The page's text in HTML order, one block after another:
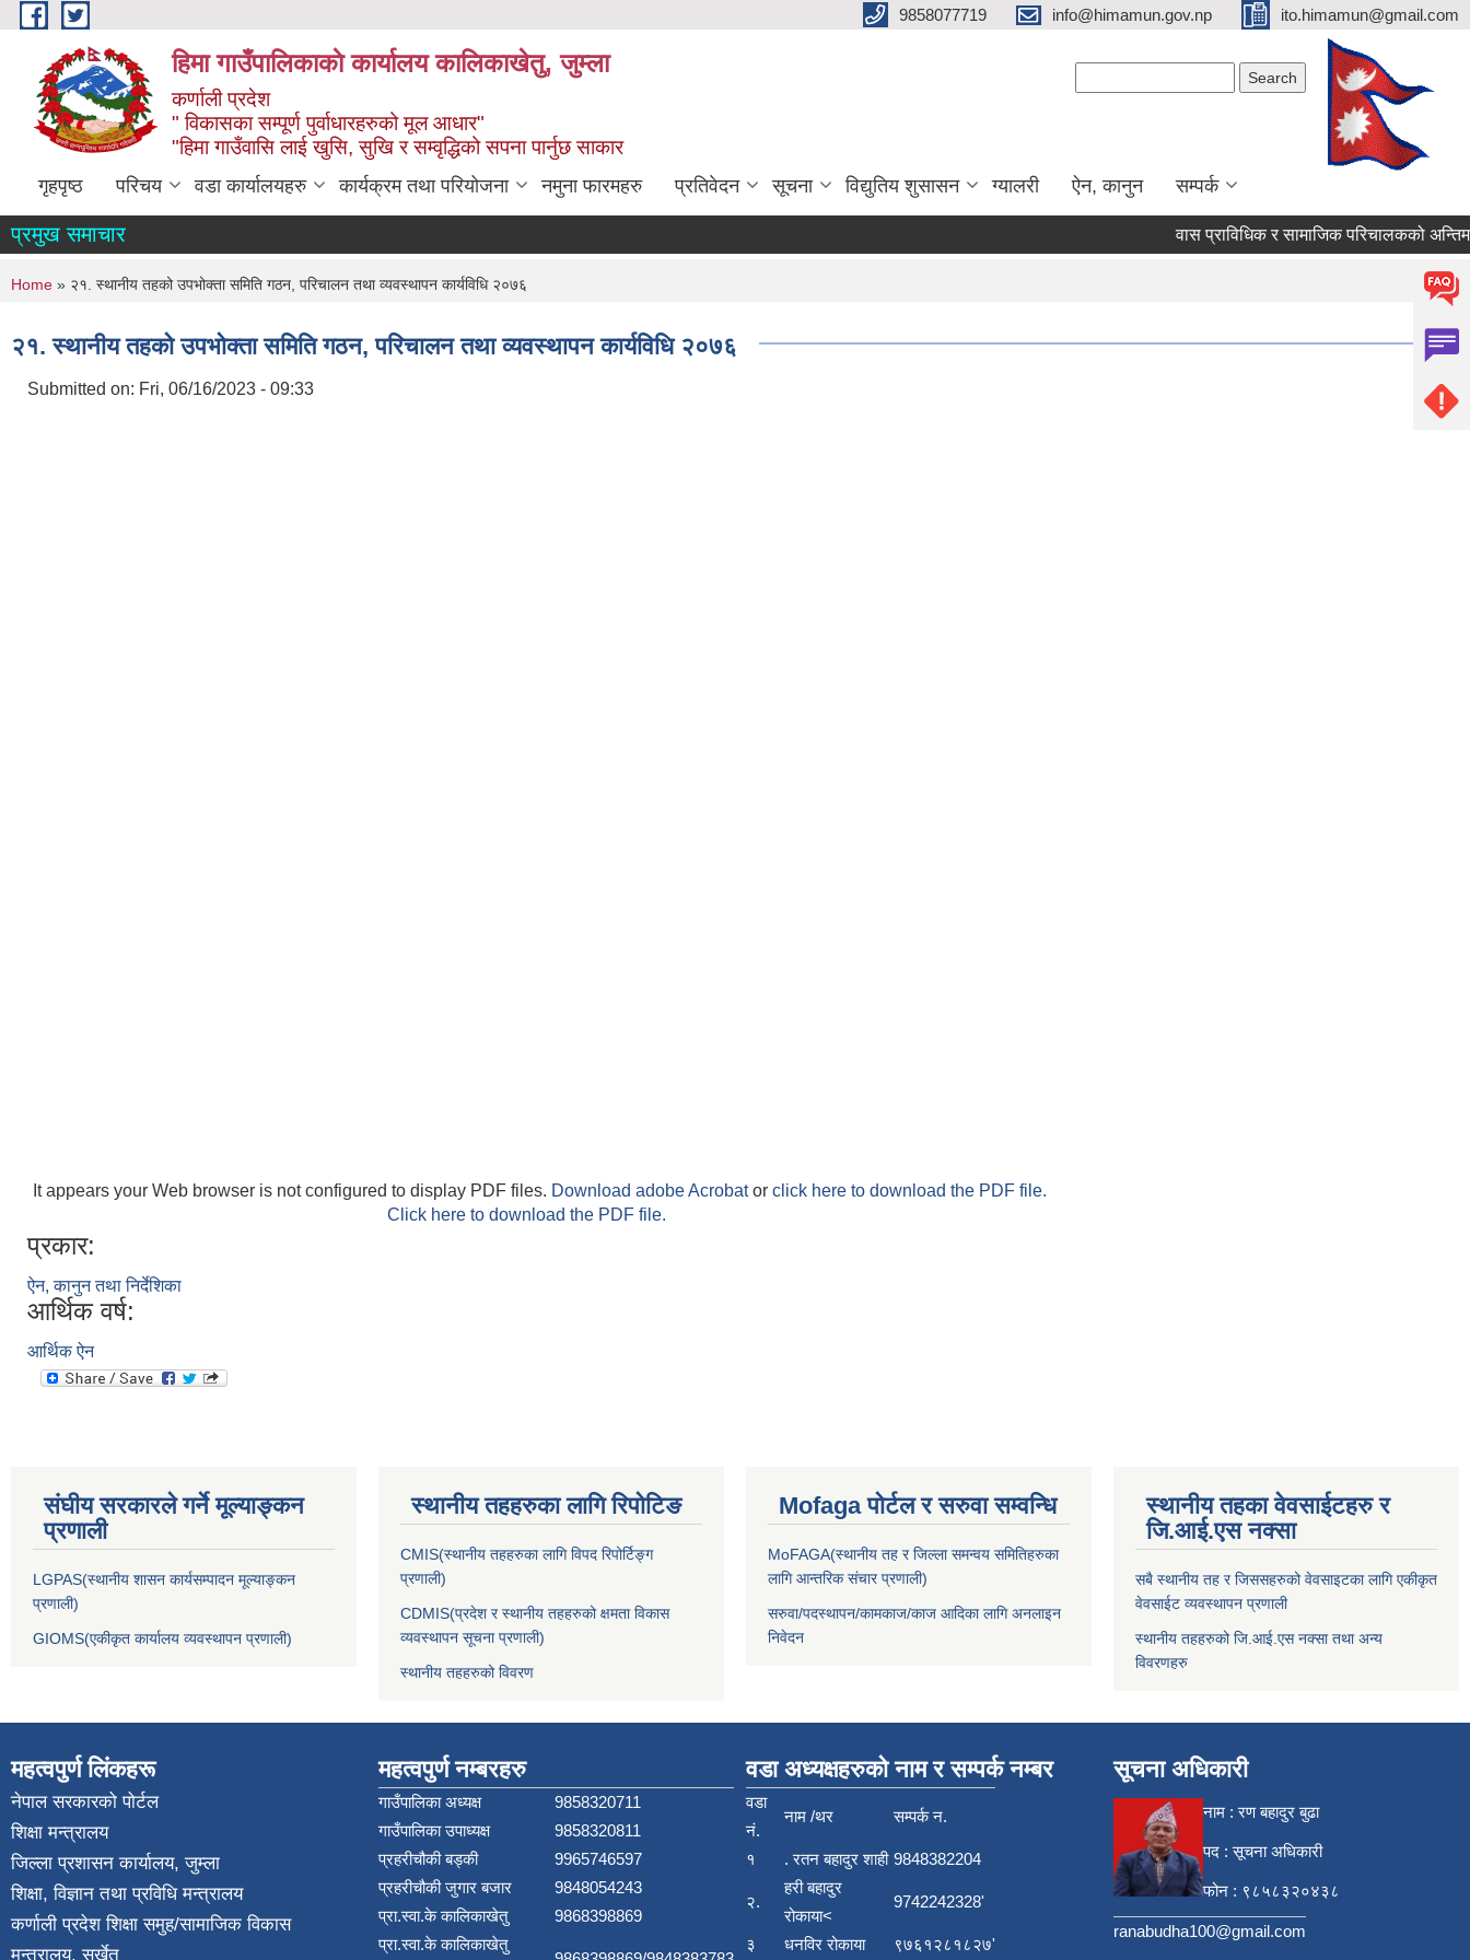
Skip to main content 9858077719 info@himamun.gov.np ito.himamun@gmail.com
हिमा गाउँपालिकाकाे कार्यालय कालिकाखेतु, जुम्ला
कर्णाली प्रदेश
" विकासका सम्पूर्ण पुर्वाधारहरुको मूल आधार"
"हिमा गाउँवासि लाई खुसि, सुखि र सम्वृद्धिको सपना पार्नुछ साकार
गृहपृष्ठ परिचय वडा कार्यालयहरु कार्यक्रम तथा परियोजना नमुना फारमहरु प्रतिवेदन सूचना विद्युतिय शुसासन ग्यालरी ऐन, कानुन सम्पर्क
प्रमुख समाचार वास प्राविधिक र सामाजिक परिचालकको अन्तिम
You are here
Home » २१. स्थानीय तहको उपभोक्ता समिति गठन, परिचालन तथा व्यवस्थापन कार्यविधि २०७६
२१. स्थानीय तहको उपभोक्ता समिति गठन, परिचालन तथा व्यवस्थापन कार्यविधि २०७६
Submitted on: Fri, 06/16/2023 - 09:33
It appears your Web browser is not configured to display PDF files. Download adobe Acrobator click here to download the PDF file.
Click here to download the PDF file.
प्रकार:
ऐन, कानुन तथा निर्देशिका
आर्थिक वर्ष:
आर्थिक ऐन
संघीय सरकारले गर्ने मूल्याङ्कन
प्रणाली
LGPAS(स्थानीय शासन कार्यसम्पादन मूल्याङ्कन
प्रणाली)
GIOMS(एकीकृत कार्यालय व्यवस्थापन प्रणाली)
स्थानीय तहहरुका लागि रिपोटिङ
CMIS(स्थानीय तहहरुका लागि विपद रिपोर्टिङ्ग
प्रणाली)
CDMIS(प्रदेश र स्थानीय तहहरुको क्षमता विकास
व्यवस्थापन सूचना प्रणाली)
स्थानीय तहहरुको विवरण
Mofaga पोर्टल र सरुवा सम्वन्धि
MoFAGA(स्थानीय तह र जिल्ला समन्वय समितिहरुका
लागि आन्तरिक संचार प्रणाली)
सरुवा/पदस्थापन/कामकाज/काज आदिका लागि अनलाइन
निवेदन
स्थानीय तहका वेवसाईटहरु र
जि.आई.एस नक्सा
सबै स्थानीय तह र जिससहरुको वेवसाइटका लागि एकीकृत
वेवसाईट व्यवस्थापन प्रणाली
स्थानीय तहहरुको जि.आई.एस नक्सा तथा अन्य
विवरणहरु
महत्वपुर्ण लिंकहरू
नेपाल सरकारको पोर्टल
शिक्षा मन्त्रालय
जिल्ला प्रशासन कार्यालय, जुम्ला
शिक्षा, विज्ञान तथा प्रविधि मन्त्रालय
कर्णाली प्रदेश शिक्षा समुह/सामाजिक विकास
मन्त्रालय, सुर्खेत
महत्वपुर्ण नम्बरहरु
गाउँपालिका अध्यक्ष
9858320711
गाउँपालिका उपाध्यक्ष
9858320811
प्रहरीचौकी बड्की
9965746597
प्रहरीचौकी जुगार बजार
9848054243
प्रा.स्वा.के कालिकाखेतु
9868398869
प्रा.स्वा.के कालिकाखेतु
वडा अध्यक्षहरुको नाम र सम्पर्क नम्बर
वडा
नं.
नाम /थर सम्पर्क न.
१ . रतन बहादुर शाही 9848382204
२.
हरी बहादुर
रोकाया<
9742242328'
३ धनविर रोकाया
९७६१२८१८२७'
सूचना अधिकारी
नाम : रण बहादुर बुढा
पद : सूचना अधिकारी
फोन : ९८५८३२०४३८
ranabudha100@gmail.com